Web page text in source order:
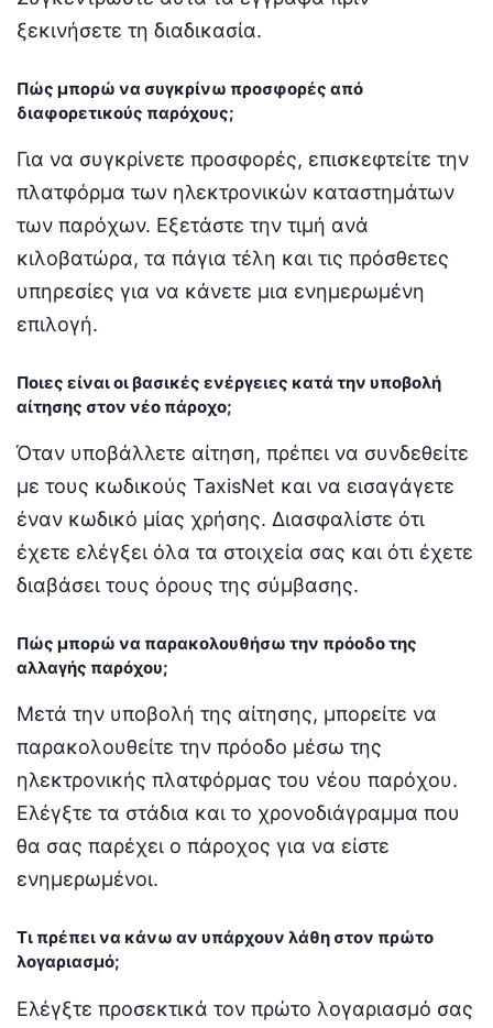
ξεκινήσετε τη διαδικασία.
Πώς μπορώ να συγκρίνω προσφορές από
διαφορετικούς παρόχους;
Για να συγκρίνετε προσφορές, επισκεφτείτε την
πλατφόρμα των ηλεκτρονικών καταστημάτων
των παρόχων. Εξετάστε την τιμή ανά
κιλοβατώρα, τα πάγια τέλη και τις πρόσθετες
υπηρεσίες για να κάνετε μια ενημερωμένη
επιλογή.
Ποιες είναι οι βασικές ενέργειες κατά την υποβολή
αίτησης στον νέο πάροχο;
Όταν υποβάλλετε αίτηση, πρέπει να συνδεθείτε
με τους κωδικούς TaxisNet και να εισαγάγετε
έναν κωδικό μίας χρήσης. Διασφαλίστε ότι
έχετε ελέγξει όλα τα στοιχεία σας και ότι έχετε
διαβάσει τους όρους της σύμβασης.
Πώς μπορώ να παρακολουθήσω την πρόοδο της
αλλαγής παρόχου;
Μετά την υποβολή της αίτησης, μπορείτε να
παρακολουθείτε την πρόοδο μέσω της
ηλεκτρονικής πλατφόρμας του νέου παρόχου.
Ελέγξτε τα στάδια και το χρονοδιάγραμμα που
θα σας παρέχει ο πάροχος για να είστε
ενημερωμένοι.
Τι πρέπει να κάνω αν υπάρχουν λάθη στον πρώτο
λογαριασμό;
Ελέγξτε προσεκτικά τον πρώτο λογαριασμό σας